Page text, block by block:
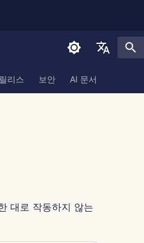
English
Italiano
릴리스 보안 AI 문서
대로 작동하지 않는